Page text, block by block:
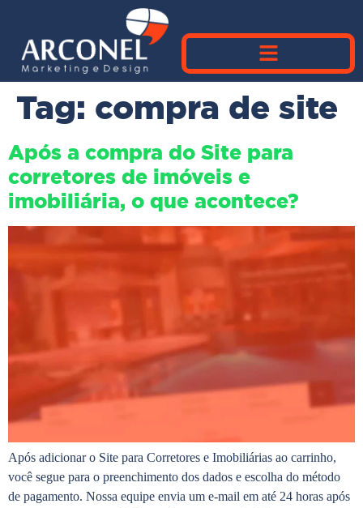
Tag: compra de site
Após a compra do Site para
corretores de imóveis e
imobiliária, o que acontece?
Após adicionar o Site para Corretores e Imobiliárias ao carrinho,
você segue para o preenchimento dos dados e escolha do método
de pagamento. Nossa equipe envia um e-mail em até 24 horas após